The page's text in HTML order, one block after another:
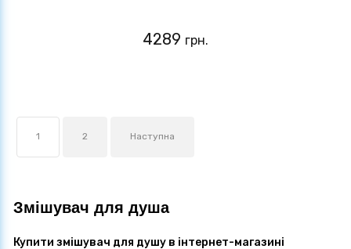
4289 грн.
1 2 Наступна
Змішувач для душа
Купити змішувач для душу в інтернет-магазині